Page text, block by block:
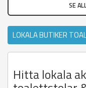
SE
LOKALA BUTIKER
Hitta lokala